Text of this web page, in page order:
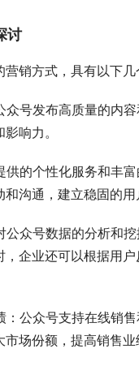
讨
销方式，具有以下几
众号发布高质量的内
响力。
的个性化服务和丰
沟通，建立稳固的用
众号数据的分析和
企业还可以根据用
公众号支持在线销
场份额，提高销售业